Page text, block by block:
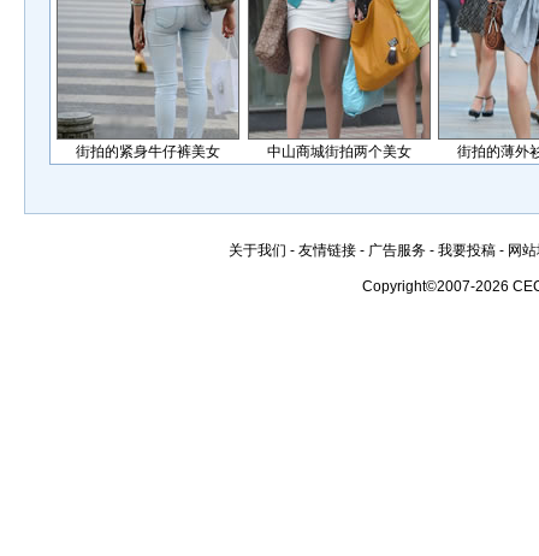
街拍的紧身牛仔裤美女 中山商城街拍两个美女 街拍的薄外
关于我们 - 友情链接 - 广告服务 - 我要投稿 - 网
Copyright©2007-2026